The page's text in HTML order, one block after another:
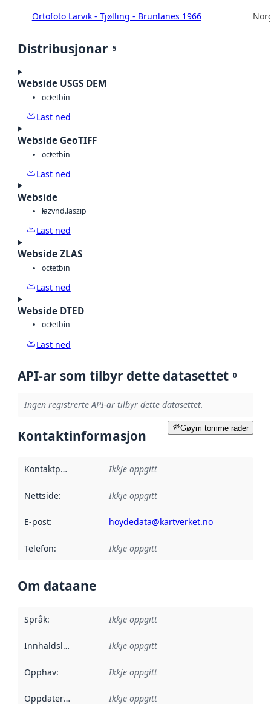
Ortofoto Larvik - Tjølling - Brunlanes 1966
Distribusjonar 5
Webside USGS DEM
octetbin
Last ned
Webside GeoTIFF
octetbin
Last ned
Webside
lazvnd.laszip
Last ned
Webside ZLAS
octetbin
Last ned
Webside DTED
octetbin
Last ned
API-ar som tilbyr dette datasettet 0
Ingen registrerte API-ar tilbyr dette datasettet.
Gøym tomme rader
Kontaktinformasjon
Kontaktpunkt Ikkje oppgitt
Nettside: Ikkje oppgitt
E-post: hoydedata@kartverket.no
Telefon: Ikkje oppgitt
Om dataane
Språk: Ikkje oppgitt
Innhaldsleverandørar :
Ikkje oppgitt
Opphav: Ikkje oppgitt
Oppdateringsfrekvens :
Ikkje oppgitt